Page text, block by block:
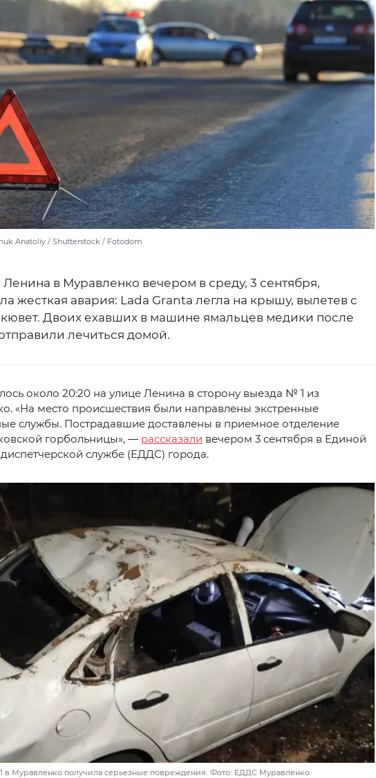
Anatoliy / Shutterstock / Fotodom
в Муравленко вечером в среду, 3 сентября,
жесткая авария: Lada Granta легла на крышу, вылетев с
Двоих ехавших в машине ямальцев медики после
лечиться домой.
около 20:20 на улице Ленина в сторону выезда № 1 из
«На место происшествия были направлены экстренные
службы. Пострадавшие доставлены в приемное отделение
горбольницы», — рассказали вечером 3 сентября в Единой
службе (ЕДДС) города.
Муравленко получила серьезные повреждения. Фото: ЕДДС Муравленко